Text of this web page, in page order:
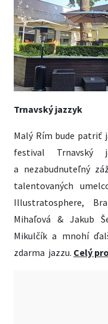
Trnavský jazzyk
Malý Rím bude patriť
festival Trnavský
a nezabudnuteľný
talentovaných
Illustratosphere,
Mihaľová & Jakub
Mikulčík a mnohí
zdarma jazzu. Celý